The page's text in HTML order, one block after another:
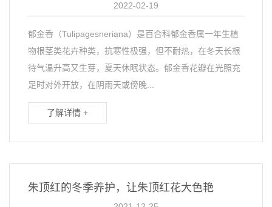
2022-02-19
郁金香（Tulipagesneriana）是百合科郁金香属一年生植
物根茎类花卉种类，抗寒性极强，但不耐热，在冬天长根
待气温升高又生芽，夏天休眠状态。郁金香花瓣在光照充
足时对外开放，在阴雨天或傍晚...
了解详情 +
朱顶红的冬季养护，让朱顶红花大色艳